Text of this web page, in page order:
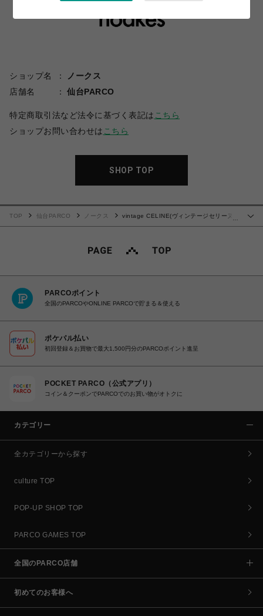
ショップ名
ノークス
店舗名
仙台PARCO
特定商取引法など法令に基づく表記は こちら
ショップお問い合わせは こちら
SHOP TOP
TOP 仙台PARCO ノークス
vintage CELINE(ヴィンテージセリーヌ）
PARCOポイント
全国のPARCOやONLINE PARCOで貯まる＆使える
ポケパル払い
初回登録＆お買物で最大1,500円分のPARCOポイント進呈
POCKET PARCO（公式アプリ）
コイン＆クーポンでPARCOでのお買い物がオトクに
カテゴリー
全カテゴリーから探す
culture TOP
POP-UP SHOP TOP
PARCO GAMES TOP
全国のPARCO店舗
初めてのお客様へ